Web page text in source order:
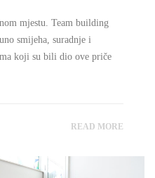
mjestu. Team building
smijeha, suradnje i
koji su bili dio ove priče
READ MORE